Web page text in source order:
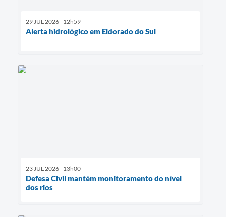
29 JUL 2026 - 12h59
Alerta hidrológico em Eldorado do Sul
23 JUL 2026 - 13h00
Defesa Civil mantém monitoramento do nível
dos rios